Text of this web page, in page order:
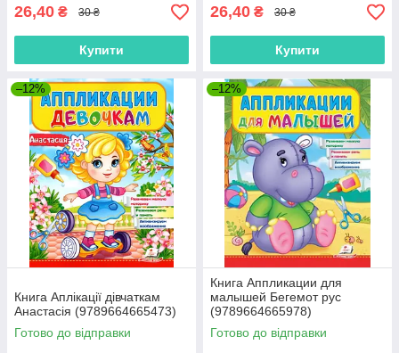
26,40 ₴ 30 ₴
Купити
26,40 ₴ 30 ₴
Купити
–12%
Книга Аплікації дівчаткам
Анастасія (9789664665473)
Готово до відправки
–12%
Книга Аппликации для
малышей Бегемот рус
(9789664665978)
Готово до відправки